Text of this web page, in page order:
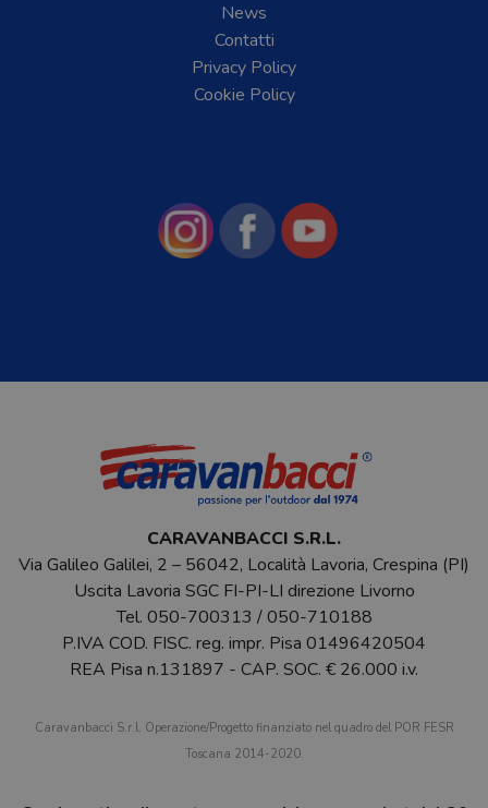
News
Contatti
Privacy Policy
Cookie Policy
CARAVANBACCI S.R.L.
Via Galileo Galilei, 2 – 56042, Località Lavoria, Crespina (PI)
Uscita Lavoria SGC FI-PI-LI direzione Livorno
Tel. 050-700313 /050-710188
P.IVA COD. FISC. reg. impr. Pisa 01496420504
REA Pisa n.131897 - CAP. SOC. € 26.000 i.v.
Caravanbacci S.r.l. Operazione/Progetto finanziato nel quadro del POR FESR
Toscana 2014-2020.